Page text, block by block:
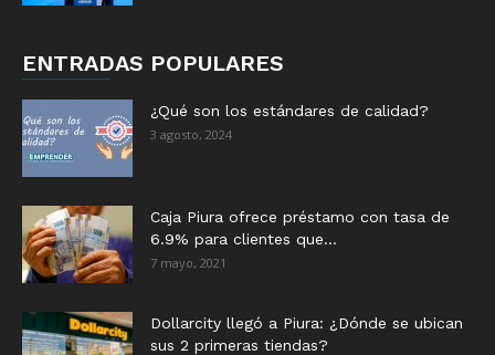
ENTRADAS POPULARES
¿Qué son los estándares de calidad?
3 agosto, 2024
Caja Piura ofrece préstamo con tasa de
6.9% para clientes que...
7 mayo, 2021
Dollarcity llegó a Piura: ¿Dónde se ubican
sus 2 primeras tiendas?